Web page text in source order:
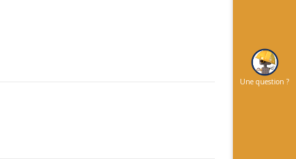
Une question ?